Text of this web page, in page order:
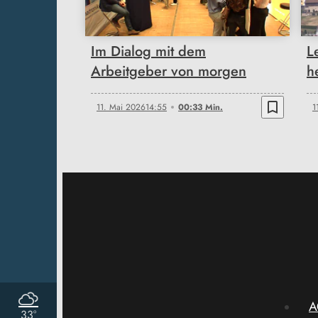
Im Dialog mit dem
Arbeitgeber von morgen
11. Mai 202614:55 00:33 Min. bookmark_border